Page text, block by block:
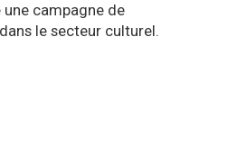
campagne de
le secteur culturel.